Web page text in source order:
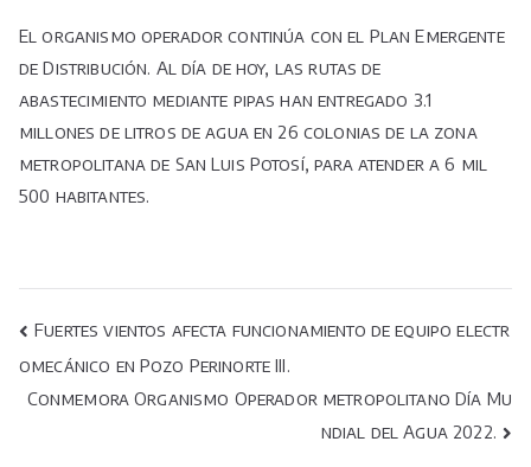
El organismo operador continúa con el Plan Emergente
de Distribución. Al día de hoy, las rutas de
abastecimiento mediante pipas han entregado 3.1
millones de litros de agua en 26 colonias de la zona
metropolitana de San Luis Potosí, para atender a 6 mil
500 habitantes.
Navegación
de
Fuertes vientos afecta funcionamiento de equipo electr
omecánico en Pozo Perinorte III.
Conmemora Organismo Operador metropolitano Día Mu
ndial del Agua 2022.